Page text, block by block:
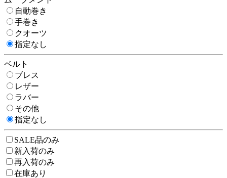
自動巻き
手巻き
クオーツ
指定なし
ベルト
ブレス
レザー
ラバー
その他
指定なし
SALE品のみ
新入荷のみ
再入荷のみ
在庫あり